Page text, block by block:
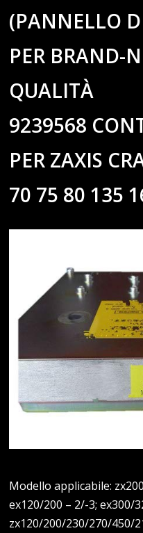
(PANNELLO
PER BRAND-
QUALITÀ
9239568
PER ZAXIS
70 75 80 135
Modello applicabile:
ex120/200 – 2/-3; ex300/
zx120/200/230/270/450/